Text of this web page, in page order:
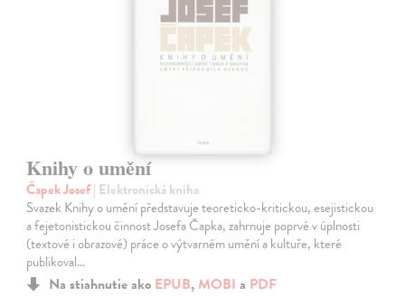
Knihy o umění
Čapek Josef| Elektronická kniha
Svazek Knihy o umění představuje teoreticko-kritickou, esejistickou
a fejetonistickou činnost Josefa Čapka, zahrnuje poprvé v úplnosti
(textové i obrazové) práce o výtvarném umění a kultuře, které
publikoval…
Na stiahnutie ako EPUB, MOBI a PDF